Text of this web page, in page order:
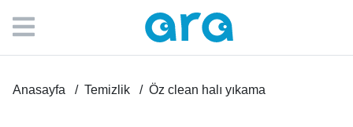
Anasayfa Temizlik Öz clean halı yıkama